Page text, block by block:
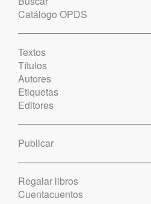
Catálogo OPDS
Textos
Títulos
Autores
Etiquetas
Editores
Publicar
Regalar libros
Cuentacuentos